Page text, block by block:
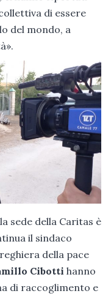
di essere
del mondo, a
sede della Caritas è
il sindaco
della pace
Cibotti hanno
di raccoglimento e